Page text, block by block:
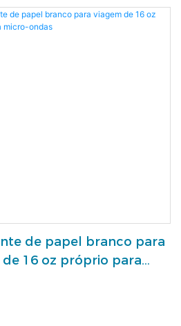
de papel branco para
de 16 oz próprio para